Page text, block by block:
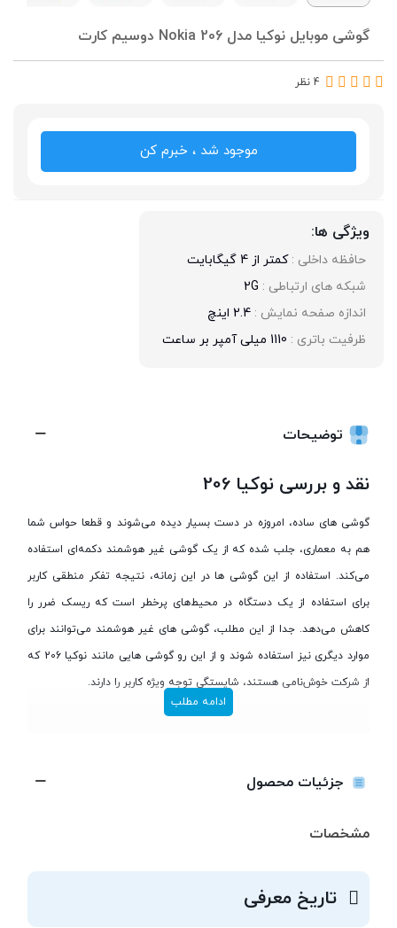
گوشی موبایل نوکیا مدل Nokia 206 دوسیم کارت
4 نظر
موجود شد ، خبرم کن
ویژگی ها:
حافظه داخلی : کمتر از 4 گیگابایت
شبکه های ارتباطی : 2G
اندازه صفحه نمایش : 2.4 اینچ
ظرفیت باتری : 1110 میلی آمپر بر ساعت
توضیحات
نقد و بررسی نوکیا 206
گوشی های ساده، امروزه در دست بسیار دیده می‌شوند و قطعا حواس شما
هم به معماری، جلب شده که از یک گوشی غیر هوشمند دکمه‌ای استفاده
می‌کند. استفاده از این گوشی ها در این زمانه، نتیجه تفکر منطقی کاربر
برای استفاده از یک دستگاه در محیط‌های پرخطر است که ریسک ضرر را
کاهش می‌دهد. جدا از این مطلب، گوشی های غیر هوشمند می‌توانند برای
موارد دیگری نیز استفاده شوند و از این رو گوشی هایی مانند نوکیا 206 که
از شرکت خوش‌نامی هستند، شایستگی توجه ویژه کاربر را دارند.
کرده‌اند.
ادامه مطلب
جزئیات محصول
مشخصات
تاریخ معرفی